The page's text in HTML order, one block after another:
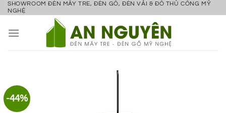
Bỏ
nội
SHOWROOM ĐÈN MÂY TRE, ĐÈN GỖ, ĐÈN VẢI & ĐỒ THỦ CÔNG MỸ
NGHỆ
-44%